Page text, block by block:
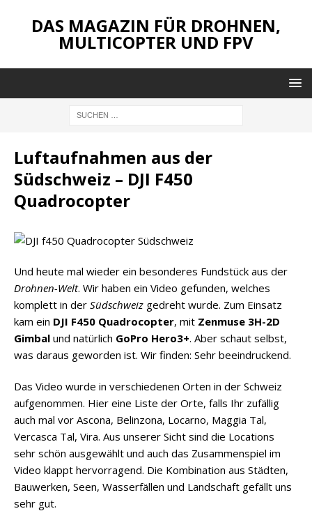
DAS MAGAZIN FÜR DROHNEN,
MULTICOPTER UND FPV
Luftaufnahmen aus der
Südschweiz – DJI F450
Quadrocopter
Und heute mal wieder ein besonderes Fundstück aus der
Drohnen-Welt. Wir haben ein Video gefunden, welches
komplett in der Südschweiz gedreht wurde. Zum Einsatz
kam ein DJI F450 Quadrocopter, mit Zenmuse 3H-2D
Gimbal und natürlich GoPro Hero3+. Aber schaut selbst,
was daraus geworden ist. Wir finden: Sehr beeindruckend.
Das Video wurde in verschiedenen Orten in der Schweiz
aufgenommen. Hier eine Liste der Orte, falls Ihr zufällig
auch mal vor Ascona, Belinzona, Locarno, Maggia Tal,
Vercasca Tal, Vira. Aus unserer Sicht sind die Locations
sehr schön ausgewählt und auch das Zusammenspiel im
Video klappt hervorragend. Die Kombination aus Städten,
Bauwerken, Seen, Wasserfällen und Landschaft gefällt uns
sehr gut.